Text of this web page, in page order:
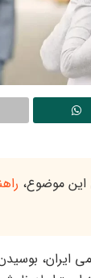
این موضوع،
ایران،